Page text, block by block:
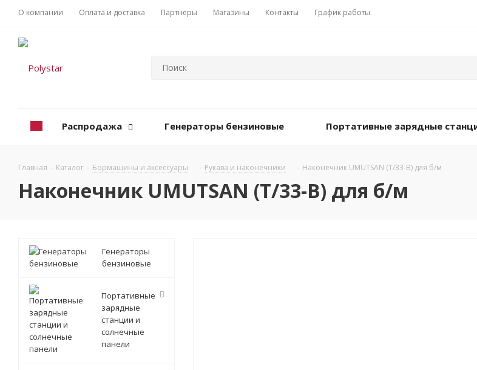
О компании Оплата и доставка Партнеры Магазины Контакты График работы
Распродажа Генераторы бензиновые Портативные зарядные
Главная - Каталог - Бормашины и аксессуары - Рукава и наконечники - Наконечник UMUTSAN (Т/33-В) для б/м
Наконечник UMUTSAN (Т/33-В) для б/м
Генераторы
бензиновые
Портативные
зарядные
станции и
солнечные
панели